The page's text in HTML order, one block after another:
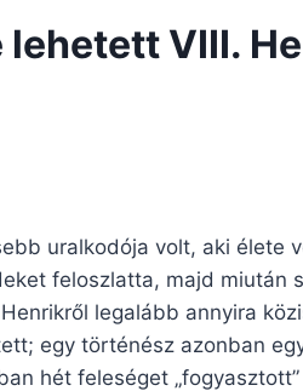
VIII.
uralkodója volt, aki élete
feloszlatta, majd miután
legalább annyira
egy történész azonban
hét feleséget „fogyasztott”